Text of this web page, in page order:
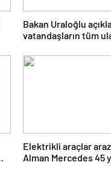
Bakan Uraloğlu
vatandaşların tüm
Elektrikli araçlar
Alman Mercedes 45